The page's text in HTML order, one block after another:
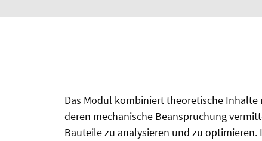
Das Modul kombiniert theoretische
deren mechanische Beanspruchung
Bauteile zu analysieren und zu